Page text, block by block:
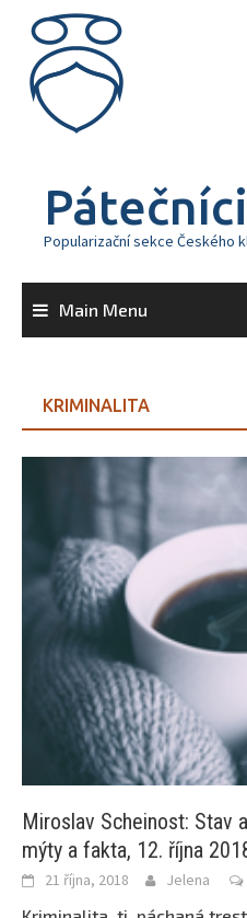
content
Pátečníci
Popularizační sekce Českého
Main Menu
KRIMINALITA
Miroslav Scheinost: Stav
mýty a fakta, 12. října
21 října, 2018 Jelena